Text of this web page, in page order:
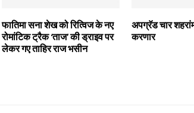
फातिमा सना शेख को रित्विज के नए
रोमांटिक ट्रैक ‘ताज’ की ड्राइव पर
लेकर गए ताहिर राज भसीन
अपग्रॅड चार
करणार